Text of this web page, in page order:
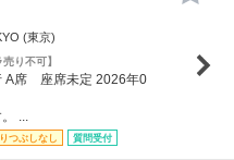
(東京)
売り不可】
A席 座席未定 2026年0
...
つぶしなし 質問受付